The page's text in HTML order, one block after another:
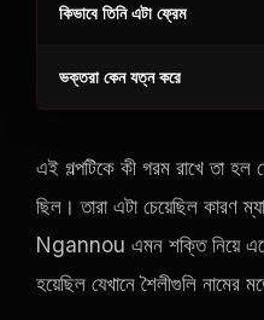
কিভাবে তিনি এটা ফ্রেম
ভক্তরা কেন যত্ন করে
এই গল্পটিকে কী গরম রাখে তা
ছিল। তারা এটা চেয়েছিল কারণ
Ngannou এমন শক্তি নিয়ে
হয়েছিল যেখানে শৈলীগুলি নামের